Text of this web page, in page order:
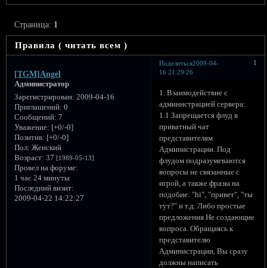
Правила ( читать всем )
Страница: 1
Поделиться 1
2009-04-
16 21:29:26
[TGM]Angel
Администратор
Зарегистрирован: 2009-04-16
Приглашений: 0
Сообщений: 7
Уважение: [+0/-0]
Позитив: [+0/-0]
Пол: Женский
Возраст: 37 [1989-05-13]
Провел на форуме:
1 час 24 минуты
Последний визит:
2009-04-22 14:22:27
1. Взаимодействие с
администрацией сервера:
1.1 Запрещается флуд в
приватный чат
представителям
Администрации. Под
флудом подразумеваются
вопросы не связанные с
игрой, а также фразы на
подобие: "hi", "привет", "ты
тут?" и т.д. Либо простые
предложения Не создающие
вопроса. Обращаясь к
представителю
Администрации, Вы сразу
должны написать